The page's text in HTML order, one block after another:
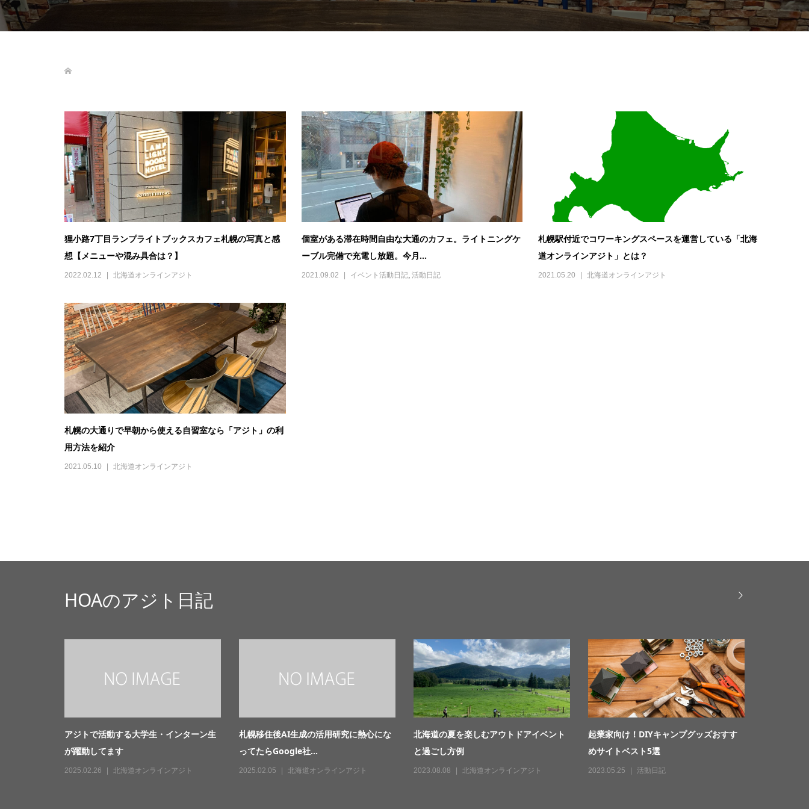
狸小路7丁目ランプライトブックスカフェ札幌の写真と感
想【メニューや混み具合は？】
2022.02.12 北海道オンラインアジト
個室がある滞在時間自由な大通のカフェ。ライトニングケ
ーブル完備で充電し放題。今月...
2021.09.02 イベント活動日記, 活動日記
札幌駅付近でコワーキングスペースを運営している「北海
道オンラインアジト」とは？
2021.05.20 北海道オンラインアジト
札幌の大通りで早朝から使える自習室なら「アジト」の利
用方法を紹介
2021.05.10 北海道オンラインアジト
HOAのアジト日記
アジトで活動する大学生・インターン生
が躍動してます
2025.02.26 北海道オンラインアジト
札幌移住後AI生成の活用研究に熱心にな
ってたらGoogle社...
2025.02.05 北海道オンラインアジト
北海道の夏を楽しむアウトドアイベント
と過ごし方例
2023.08.08 北海道オンラインアジト
起業家向け！DIYキャンプグッズおすす
めサイトベスト5選
2023.05.25 活動日記